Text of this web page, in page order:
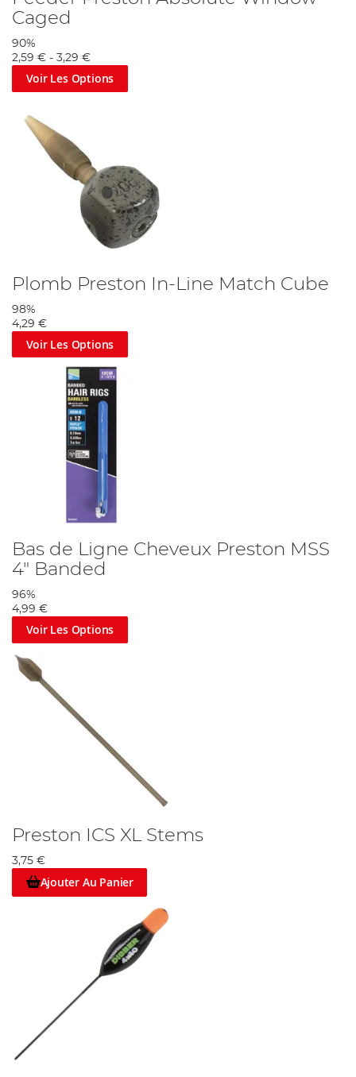
Caged
90%
2,59 € - 3,29 €
Voir Les Options
Plomb Preston In-Line Match Cube
98%
4,29 €
Voir Les Options
Bas de Ligne Cheveux Preston MSS
4" Banded
96%
4,99 €
Voir Les Options
Preston ICS XL Stems
3,75 €
Ajouter Au Panier